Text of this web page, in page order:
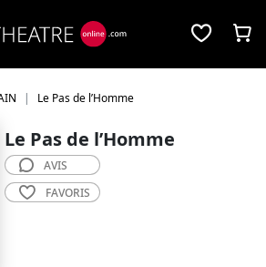
Le Pas de l’Homme
Le Pas de l’Homme
AVIS
FAVORIS